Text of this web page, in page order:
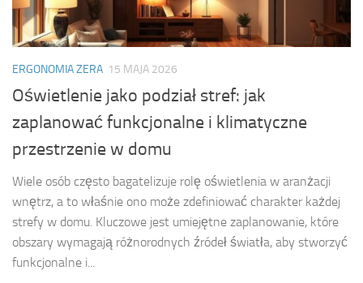
ERGONOMIA ZERA 15 MAJA 2026
Oświetlenie jako podział stref: jak
zaplanować funkcjonalne i klimatyczne
przestrzenie w domu
Wiele osób często bagatelizuje rolę oświetlenia w aranżacji
wnętrz, a to właśnie ono może zdefiniować charakter każdej
strefy w domu. Kluczowe jest umiejętne zaplanowanie, które
obszary wymagają różnorodnych źródeł światła, aby stworzyć
funkcjonalne i...